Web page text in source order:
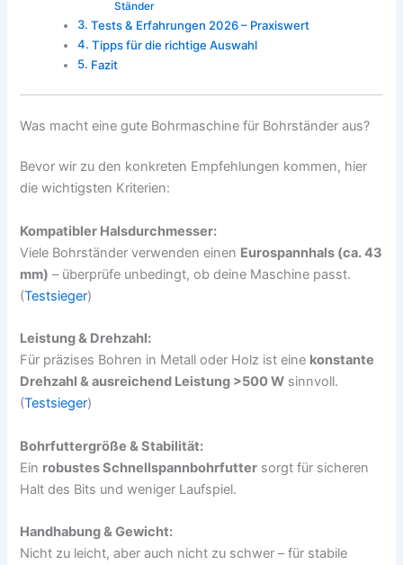
Ständer
Tests & Erfahrungen 2026 – Praxiswert
Tipps für die richtige Auswahl
Fazit
Was macht eine gute Bohrmaschine für Bohrständer aus?
Bevor wir zu den konkreten Empfehlungen kommen, hier
die wichtigsten Kriterien:
Kompatibler Halsdurchmesser:
Viele Bohrständer verwenden einen Eurospannhals (ca. 43
mm) – überprüfe unbedingt, ob deine Maschine passt.
(Testsieger)
Leistung & Drehzahl:
Für präzises Bohren in Metall oder Holz ist eine konstante
Drehzahl & ausreichend Leistung >500 W sinnvoll.
(Testsieger)
Bohrfuttergröße & Stabilität:
Ein robustes Schnellspannbohrfutter sorgt für sicheren
Halt des Bits und weniger Laufspiel.
Handhabung & Gewicht:
Nicht zu leicht, aber auch nicht zu schwer – für stabile